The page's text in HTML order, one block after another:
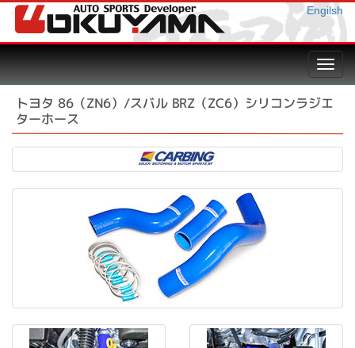
Engilsh
トヨタ 86（ZN6）/スバル BRZ（ZC6）シリコンラジエ
ターホース